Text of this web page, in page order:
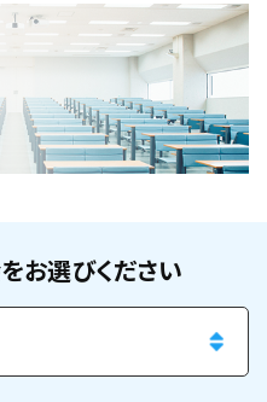
お選びください